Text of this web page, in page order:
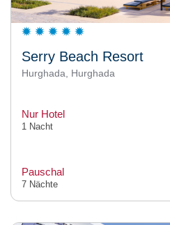
Serry Beach Resort
Hurghada, Hurghada
Nur Hotel
1 Nacht
Pauschal
7 Nächte